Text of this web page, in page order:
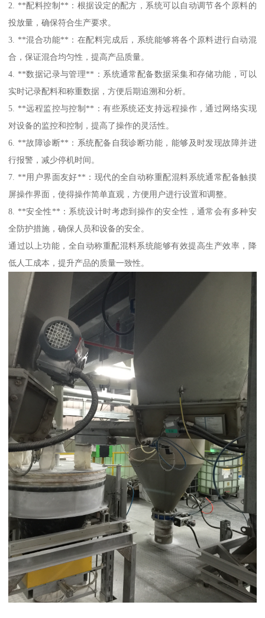
2. **配料控制**：根据设定的配方，系统可以自动调节各个原料的
投放量，确保符合生产要求。
3. **混合功能**：在配料完成后，系统能够将各个原料进行自动混
合，保证混合均匀性，提高产品质量。
4. **数据记录与管理**：系统通常配备数据采集和存储功能，可以
实时记录配料和称重数据，方便后期追溯和分析。
5. **远程监控与控制**：有些系统还支持远程操作，通过网络实现
对设备的监控和控制，提高了操作的灵活性。
6. **故障诊断**：系统配备自我诊断功能，能够及时发现故障并进
行报警，减少停机时间。
7. **用户界面友好**：现代的全自动称重配混料系统通常配备触摸
屏操作界面，使得操作简单直观，方便用户进行设置和调整。
8. **安全性**：系统设计时考虑到操作的安全性，通常会有多种安
全防护措施，确保人员和设备的安全。
通过以上功能，全自动称重配混料系统能够有效提高生产效率，降
低人工成本，提升产品的质量一致性。